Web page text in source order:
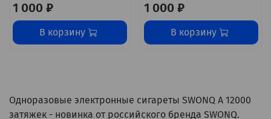
1 000 ₽
В корзину
1 000 ₽
В корзину
Одноразовые электронные сигареты SWONQ A 12000
затяжек - новинка от российского бренда SWONQ.